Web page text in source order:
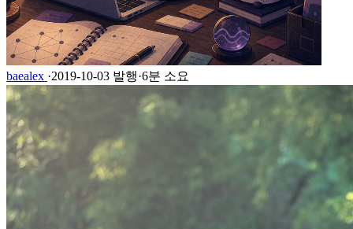
baealex ·2019-10-03 발행·6분 소요